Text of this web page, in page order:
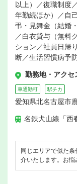
以上）／復職制度
年勤続ほか）／自
弔・見舞金（結婚
／白衣貸与（無料
ション／社員日帰
断／生活習慣病予
勤務地・アクセ
車通勤可 駅チカ
愛知県北名古屋市
名鉄犬山線「西
同じエリアで似た
介いたします。お